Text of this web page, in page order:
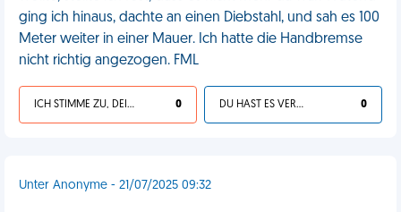
ging ich hinaus, dachte an einen Diebstahl, und sah es 100
Meter weiter in einer Mauer. Ich hatte die Handbremse
nicht richtig angezogen. FML
ICH STIMME ZU, DEIN LEBEN IST SCHEISSE 0 DU HAST ES VERDIENT 0
Unter Anonyme - 21/07/2025 09:32